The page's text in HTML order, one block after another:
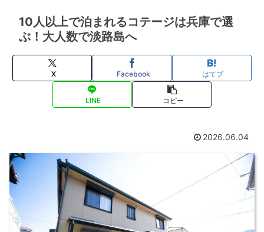
10人以上で泊まれるコテージは兵庫で選
ぶ！大人数で淡路島へ
X Facebook はてブ
LINE コピー
2026.06.04